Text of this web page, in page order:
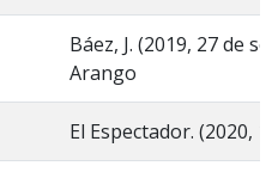
Báez, J. (2019, 27 de
Arango
El Espectador. (2020,